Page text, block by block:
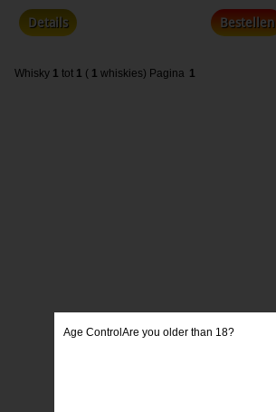
Age Control Are you older than 18?
Details Bestellen
Whisky 1 tot 1 ( 1 whiskies) Pagina 1